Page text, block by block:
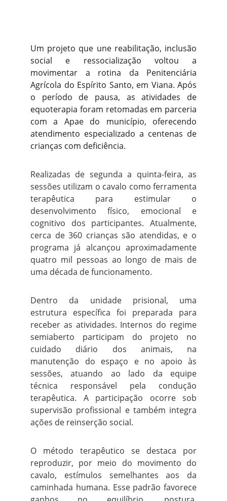
Um projeto que une reabilitação, inclusão
social e ressocialização voltou a
movimentar a rotina da Penitenciária
Agrícola do Espírito Santo, em Viana. Após
o período de pausa, as atividades de
equoterapia foram retomadas em parceria
com a Apae do município, oferecendo
atendimento especializado a centenas de
crianças com deficiência.
Realizadas de segunda a quinta-feira, as
sessões utilizam o cavalo como ferramenta
terapêutica para estimular o
desenvolvimento físico, emocional e
cognitivo dos participantes. Atualmente,
cerca de 360 crianças são atendidas, e o
programa já alcançou aproximadamente
quatro mil pessoas ao longo de mais de
uma década de funcionamento.
Dentro da unidade prisional, uma
estrutura específica foi preparada para
receber as atividades. Internos do regime
semiaberto participam do projeto no
cuidado diário dos animais, na
manutenção do espaço e no apoio às
sessões, atuando ao lado da equipe
técnica responsável pela condução
terapêutica. A participação ocorre sob
supervisão profissional e também integra
ações de reinserção social.
O método terapêutico se destaca por
reproduzir, por meio do movimento do
cavalo, estímulos semelhantes aos da
caminhada humana. Esse padrão favorece